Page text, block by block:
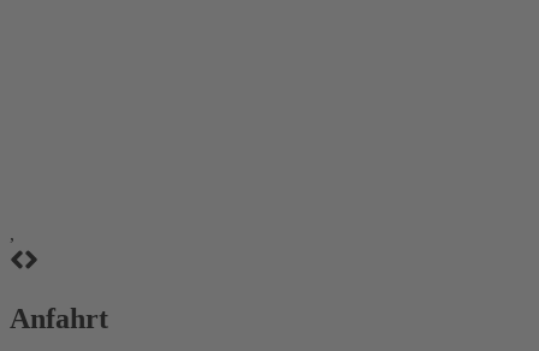
,
Anfahrt